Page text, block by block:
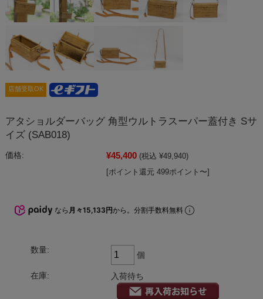
店舗受取OK
アタショルダーバッグ 角型ウルトラスーパー蓋付き Sサ
イズ (SAB018)
価格: ¥45,400 (税込 ¥49,940)
[ポイント還元 499ポイント〜]
なら 月々15,133円から。分割手数料無料
数量:
個
在庫: 入荷待ち